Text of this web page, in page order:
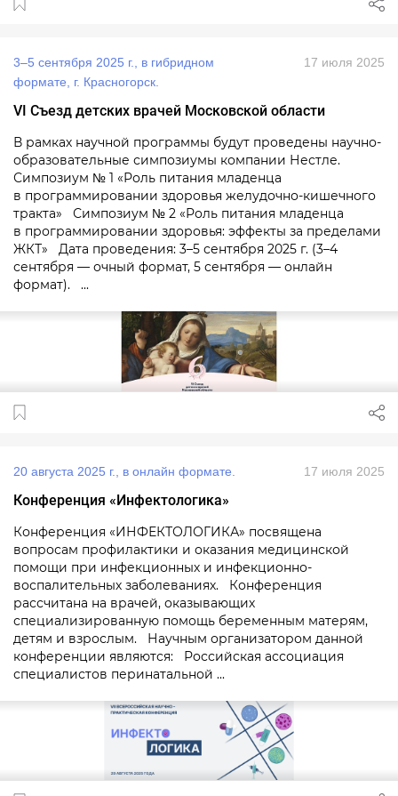
3–5 сентября 2025 г., в гибридном
формате, г. Красногорск.
17 июля 2025
VI Съезд детских врачей Московской области
В рамках научной программы будут проведены научно-
образовательные симпозиумы компании Нестле.
Симпозиум № 1 «Роль питания младенца
в программировании здоровья желудочно-кишечного
тракта» Симпозиум № 2 «Роль питания младенца
в программировании здоровья: эффекты за пределами
ЖКТ» Дата проведения: 3–5 сентября 2025 г. (3–4
сентября — очный формат, 5 сентября — онлайн
формат). ...
20 августа 2025 г., в онлайн формате. 17 июля 2025
Конференция «Инфектологика»
Конференция «ИНФЕКТОЛОГИКА» посвящена
вопросам профилактики и оказания медицинской
помощи при инфекционных и инфекционно-
воспалительных заболеваниях. Конференция
рассчитана на врачей, оказывающих
специализированную помощь беременным матерям,
детям и взрослым. Научным организатором данной
конференции являются: Российская ассоциация
специалистов перинатальной ...